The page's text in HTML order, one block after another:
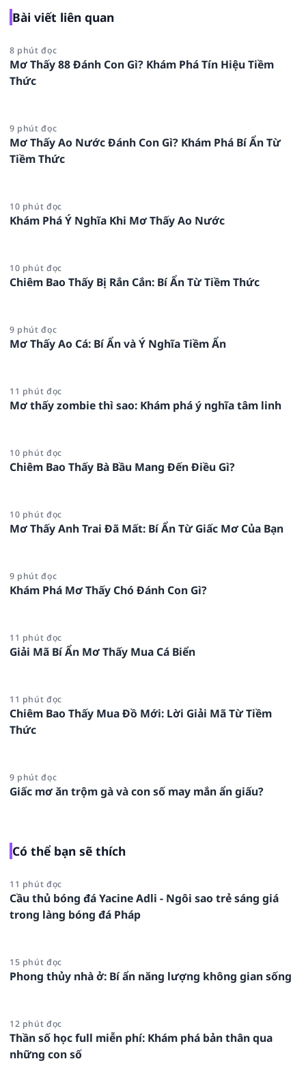
Bài viết liên quan
8 phút đọc
Mơ Thấy 88 Đánh Con Gì? Khám Phá Tín Hiệu Tiềm
Thức
9 phút đọc
Mơ Thấy Ao Nước Đánh Con Gì? Khám Phá Bí Ẩn Từ
Tiềm Thức
10 phút đọc
Khám Phá Ý Nghĩa Khi Mơ Thấy Ao Nước
10 phút đọc
Chiêm Bao Thấy Bị Rắn Cắn: Bí Ẩn Từ Tiềm Thức
9 phút đọc
Mơ Thấy Ao Cá: Bí Ẩn và Ý Nghĩa Tiềm Ẩn
11 phút đọc
Mơ thấy zombie thì sao: Khám phá ý nghĩa tâm linh
10 phút đọc
Chiêm Bao Thấy Bà Bầu Mang Đến Điều Gì?
10 phút đọc
Mơ Thấy Anh Trai Đã Mất: Bí Ẩn Từ Giấc Mơ Của Bạn
9 phút đọc
Khám Phá Mơ Thấy Chó Đánh Con Gì?
11 phút đọc
Giải Mã Bí Ẩn Mơ Thấy Mua Cá Biển
11 phút đọc
Chiêm Bao Thấy Mua Đồ Mới: Lời Giải Mã Từ Tiềm
Thức
9 phút đọc
Giấc mơ ăn trộm gà và con số may mắn ẩn giấu?
Có thể bạn sẽ thích
11 phút đọc
Cầu thủ bóng đá Yacine Adli - Ngôi sao trẻ sáng giá
trong làng bóng đá Pháp
15 phút đọc
Phong thủy nhà ở: Bí ẩn năng lượng không gian sống
12 phút đọc
Thần số học full miễn phí: Khám phá bản thân qua
những con số